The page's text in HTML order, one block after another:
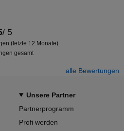
/ 5
(letzte 12 Monate)
gesamt
alle Bewertungen
Unsere Partner
Partnerprogramm
Profi werden